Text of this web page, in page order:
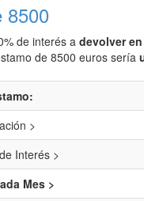
8500
de interés adevolver
de 8500 euros sería
>
Interés >
Mes >